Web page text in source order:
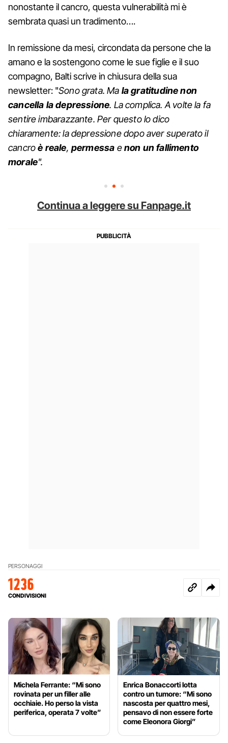
nonostante il cancro, questa vulnerabilità mi è
sembrata quasi un tradimento….
In remissione da mesi, circondata da persone che la
amano e la sostengono come le sue figlie e il suo
compagno, Balti scrive in chiusura della sua
newsletter: "Sono grata. Ma la gratitudine non
cancella la depressione. La complica. A volte la fa
sentire imbarazzante. Per questo lo dico
chiaramente: la depressione dopo aver superato il
cancroè reale, permessa enon un fallimento
morale".
Continua a leggere su Fanpage.it
PERSONAGGI
1236
CONDIVISIONI
Michela Ferrante: “Mi sono
rovinata per un filler alle
occhiaie. Ho perso la vista
periferica, operata 7 volte”
Enrica Bonaccorti lotta
contro un tumore: “Mi sono
nascosta per quattro mesi,
pensavo di non essere forte
come Eleonora Giorgi”